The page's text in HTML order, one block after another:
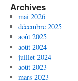
Archives
mai 2026
décembre 2025
août 2025
août 2024
juillet 2024
août 2023
mars 2023